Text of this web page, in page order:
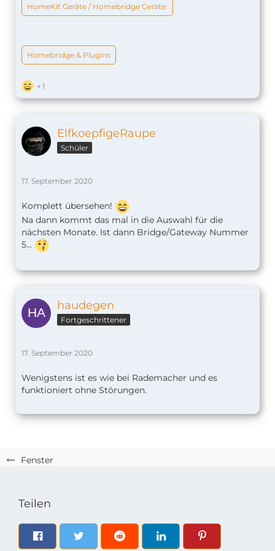
Fenster
HomeKit Geräte / Homebridge Geräte:
Homebridge & Plugins
1
ElfkoepfigeRaupe
Schüler
17. September 2020
Komplett übersehen!
Na dann kommt das mal in die Auswahl für die
nächsten Monate. Ist dann Bridge/Gateway Nummer
5...
haudegen
Fortgeschrittener
17. September 2020
Wenigstens ist es wie bei Rademacher und es
funktioniert ohne Störungen.
Teilen